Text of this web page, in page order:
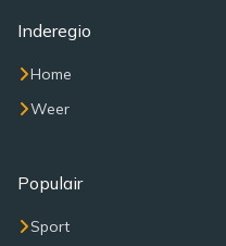
Inderegio
Home
Weer
Populair
Sport